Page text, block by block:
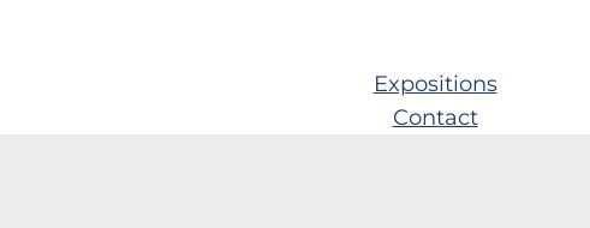
Expositions
Contact